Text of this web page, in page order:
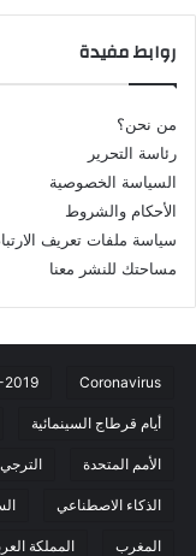
روابط مفيدة
من نحن؟
رئاسة التحرير
السياسة الخصوصية
الأحكام والشروط
سياسة ملفات تعريف
مساحتك للنشر معنا
Coronavirus
2019
أيام قرطاج السينمائية
الأمم المتحدة
الذكاء الاصطناعي
المغرب المملكة